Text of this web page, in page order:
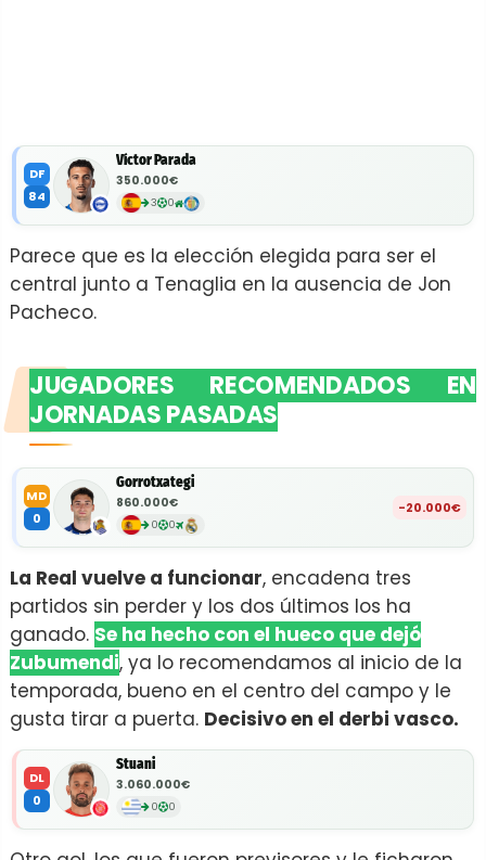
DF
84
Víctor Parada
350.000€
3 0
Parece que es la elección elegida para ser el
central junto a Tenaglia en la ausencia de Jon
Pacheco.
JUGADORES RECOMENDADOS EN
JORNADAS PASADAS
MD
0
Gorrotxategi
860.000€
0 0
-20.000€
La Real vuelve a funcionar, encadena tres
partidos sin perder y los dos últimos los ha
ganado. Se ha hecho con el hueco que dejó
Zubumendi, ya lo recomendamos al inicio de la
temporada, bueno en el centro del campo y le
gusta tirar a puerta. Decisivo en el derbi vasco.
DL
0
Stuani
3.060.000€
0 0